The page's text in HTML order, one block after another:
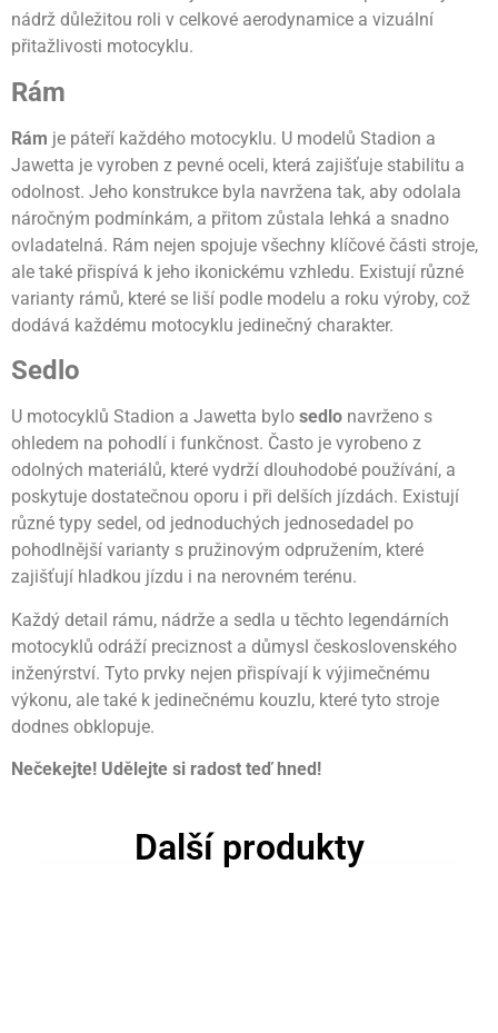
nádrž důležitou roli v celkové aerodynamice a vizuální
přitažlivosti motocyklu.
Rám
Rám je páteří každého motocyklu. U modelů Stadion a
Jawetta je vyroben z pevné oceli, která zajišťuje stabilitu a
odolnost. Jeho konstrukce byla navržena tak, aby odolala
náročným podmínkám, a přitom zůstala lehká a snadno
ovladatelná. Rám nejen spojuje všechny klíčové části stroje,
ale také přispívá k jeho ikonickému vzhledu. Existují různé
varianty rámů, které se liší podle modelu a roku výroby, což
dodává každému motocyklu jedinečný charakter.
Sedlo
U motocyklů Stadion a Jawetta bylo sedlo navrženo s
ohledem na pohodlí i funkčnost. Často je vyrobeno z
odolných materiálů, které vydrží dlouhodobé používání, a
poskytuje dostatečnou oporu i při delších jízdách. Existují
různé typy sedel, od jednoduchých jednosedadel po
pohodlnější varianty s pružinovým odpružením, které
zajišťují hladkou jízdu i na nerovném terénu.
Každý detail rámu, nádrže a sedla u těchto legendárních
motocyklů odráží preciznost a důmysl československého
inženýrství. Tyto prvky nejen přispívají k výjimečnému
výkonu, ale také k jedinečnému kouzlu, které tyto stroje
dodnes obklopuje.
Nečekejte! Udělejte si radost teď hned!
Další produkty